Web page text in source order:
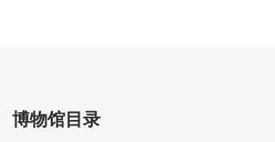
博物馆目录